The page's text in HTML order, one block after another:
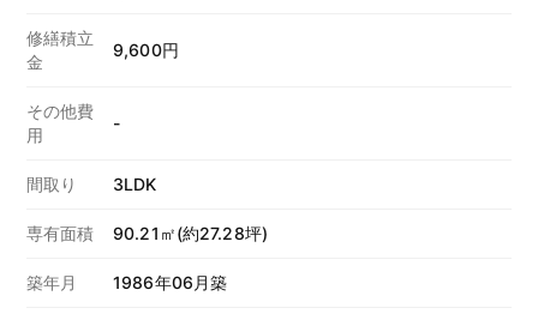
修繕積立
金
9,600円
その他費
用
-
間取り 3LDK
専有面積 90.21㎡(約27.28坪)
築年月 1986年06月築